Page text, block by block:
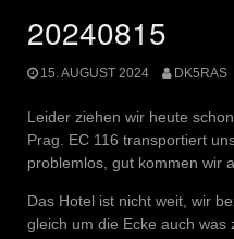
20240815
15. AUGUST 2024 DK5RAS
Leider ziehen wir heute
Prag. EC 116 transportiert
problemlos, gut kommen wir
Das Hotel ist nicht weit, wir
gleich um die Ecke auch was